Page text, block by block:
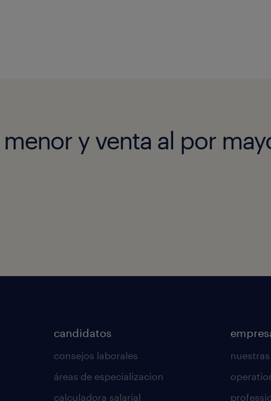
y venta al por
candidatos
consejos laborales
áreas de especializacion
calculadora salarial